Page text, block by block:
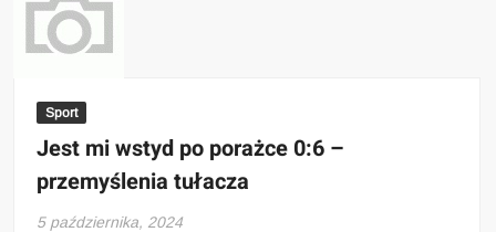
Sport
Jest mi wstyd po porażce 0:6 –
przemyślenia tułacza
5 października, 2024